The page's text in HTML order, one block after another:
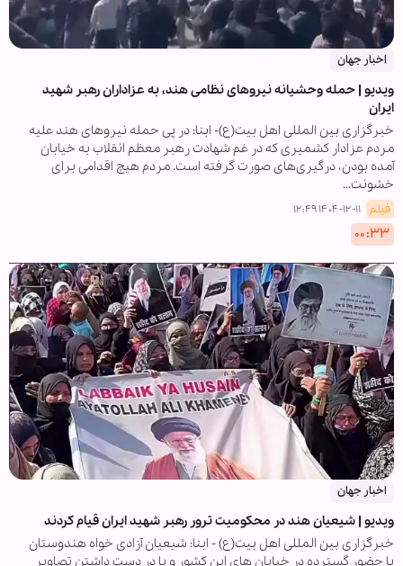
اخبار جهان
ویدیو | حمله وحشیانه نیروهای نظامی هند، به عزاداران رهبر شهید
ایران
خبرگزاری بین المللی اهل بیت(ع)- ابنا: در پی حمله نیروهای هند علیه
مردم عزادار کشمیری که در غم شهادت رهبر معظم انقلاب به خیابان
آمده بودن، درگیری‌های صورت گرفته است. مردم هیچ اقدامی برای
خشونت…
فیلم ۱۴۰۴-۱۲-۱۱ ۱۲:۴۹
۰۰:۳۳
اخبار جهان
ویدیو | شیعیان هند در محکومیت ترور رهبر شهید ایران قیام کردند
خبرگزاری بین المللی اهل بیت(ع) - ابنا: شیعیان آزادی خواه هندوستان
با حضور گسترده در خیابان های این کشور و با در دست داشتن تصاویر